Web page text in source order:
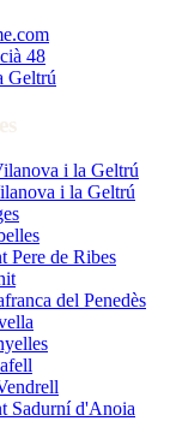
48
Geltrú
i la Geltrú
i la Geltrú
Pere de Ribes
del Penedès
Sadurní d'Anoia